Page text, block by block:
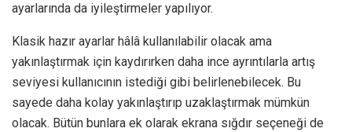
ayarlarında da iyileştirmeler yapılıyor.
Klasik hazır ayarlar hâlâ kullanılabilir olacak ama
yakınlaştırmak için kaydırırken daha ince ayrıntılarla artış
seviyesi kullanıcının istediği gibi belirlenebilecek. Bu
sayede daha kolay yakınlaştırıp uzaklaştırmak mümkün
olacak. Bütün bunlara ek olarak ekrana sığdır seçeneği de